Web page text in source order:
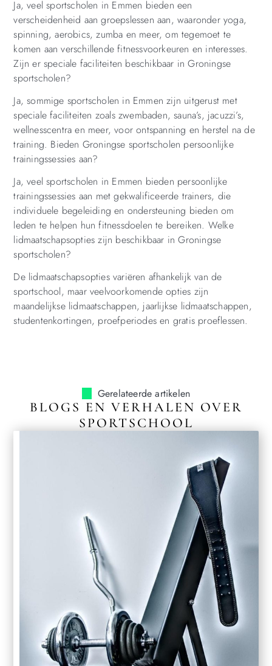
Ja, veel sportscholen in Emmen bieden een
verscheidenheid aan groepslessen aan, waaronder yoga,
spinning, aerobics, zumba en meer, om tegemoet te
komen aan verschillende fitnessvoorkeuren en interesses.
Zijn er speciale faciliteiten beschikbaar in Groningse
sportscholen?
Ja, sommige sportscholen in Emmen zijn uitgerust met
speciale faciliteiten zoals zwembaden, sauna’s, jacuzzi’s,
wellnesscentra en meer, voor ontspanning en herstel na de
training. Bieden Groningse sportscholen persoonlijke
trainingssessies aan?
Ja, veel sportscholen in Emmen bieden persoonlijke
trainingssessies aan met gekwalificeerde trainers, die
individuele begeleiding en ondersteuning bieden om
leden te helpen hun fitnessdoelen te bereiken. Welke
lidmaatschapsopties zijn beschikbaar in Groningse
sportscholen?
De lidmaatschapsopties variëren afhankelijk van de
sportschool, maar veelvoorkomende opties zijn
maandelijkse lidmaatschappen, jaarlijkse lidmaatschappen,
studentenkortingen, proefperiodes en gratis proeflessen.
Gerelateerde artikelen
BLOGS EN VERHALEN OVER
SPORTSCHOOL